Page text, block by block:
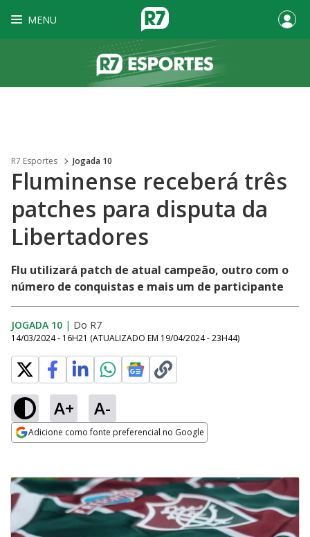
MENU
R7 Esportes Jogada 10
Fluminense receberá três
patches para disputa da
Libertadores
Flu utilizará patch de atual campeão, outro com o
número de conquistas e mais um de participante
JOGADA 10 | Do R7
14/03/2024 - 16H21 (ATUALIZADO EM 19/04/2024 - 23H44)
A+ A-
Adicione como fonte preferencial no Google